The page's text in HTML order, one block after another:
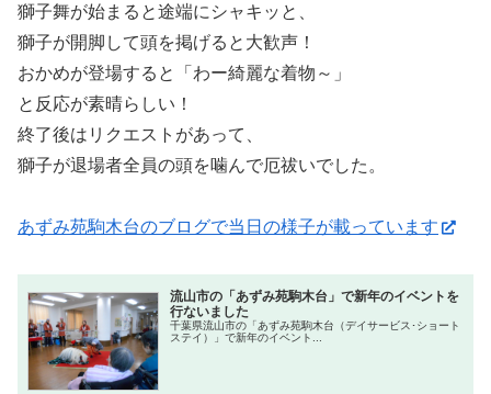
獅子舞が始まると途端にシャキッと、
獅子が開脚して頭を掲げると大歓声！
おかめが登場すると「わー綺麗な着物～」
と反応が素晴らしい！
終了後はリクエストがあって、
獅子が退場者全員の頭を噛んで厄祓いでした。
あずみ苑駒木台のブログで当日の様子が載っています
流山市の「あずみ苑駒木台」で新年のイベントを
行ないました
千葉県流山市の「あずみ苑駒木台（デイサービス･ショート
ステイ）」で新年のイベント...